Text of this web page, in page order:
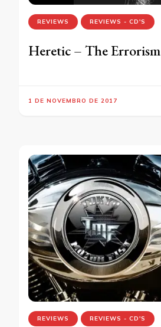
REVIEWS REVIEWS - CD'S
Heretic – The Errorism
1 DE NOVEMBRO DE 2017
REVIEWS REVIEWS - CD'S